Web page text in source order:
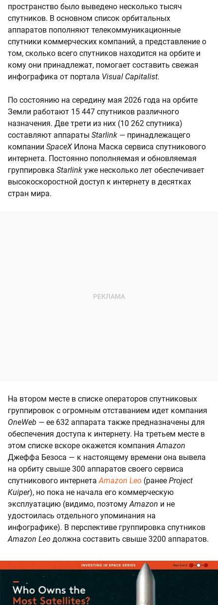
пространство было выведено несколько тысяч
спутников. В основном список орбитальных
аппаратов пополняют телекоммуникационные
спутники коммерческих компаний, а представление о
том, сколько всего спутников находится на орбите и
кому они принадлежат, помогает составить свежая
инфографика от портала Visual Capitalist.
По состоянию на середину мая 2026 года на орбите
Земли работают 15 447 спутников различного
назначения. Две трети из них (10 262 спутника)
составляют аппараты Starlink — принадлежащего
компании SpaceX Илона Маска сервиса спутникового
интернета. Постоянно пополняемая и обновляемая
группировка Starlink уже несколько лет обеспечивает
высокоскоростной доступ к интернету в десятках
стран мира.
На втором месте в списке операторов спутниковых
группировок с огромным отставанием идет компания
OneWeb — ее 632 аппарата также предназначены для
обеспечения доступа к интернету. На третьем месте в
этом списке вскоре окажется компания Amazon
Джеффа Безоса — к настоящему времени она вывела
на орбиту свыше 300 аппаратов своего сервиса
спутникового интернета Amazon Leo (ранее Project
Kuiper), но пока не начала его коммерческую
эксплуатацию (видимо, поэтому Amazon и не
удостоилась отдельного упоминания на
инфографике). В перспективе группировка спутников
Amazon Leo должна составить свыше 3200 аппаратов.